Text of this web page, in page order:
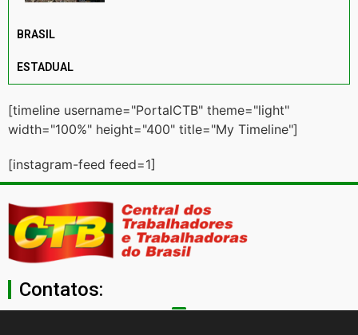
BRASIL
ESTADUAL
[timeline username="PortalCTB" theme="light"
width="100%" height="400" title="My Timeline"]
[instagram-feed feed=1]
Contatos: